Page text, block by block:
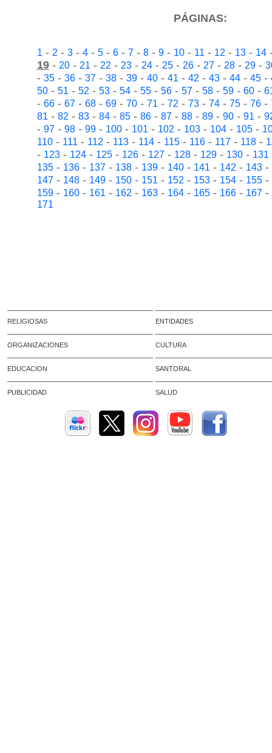
PÁGINAS:
1- 2- 3- 4- 5- 6- 7- 8- 9- 10- 11- 12- 13- 14
19- 20- 21- 22- 23- 24- 25- 26- 27- 28- 29-
- 35- 36- 37- 38- 39- 40- 41- 42- 43- 44- 45-
50- 51- 52- 53- 54- 55- 56- 57- 58- 59- 60-
- 66- 67- 68- 69- 70- 71- 72- 73- 74- 75- 76-
81- 82- 83- 84- 85- 86- 87- 88- 89- 90- 91-
- 97- 98- 99- 100- 101- 102- 103- 104- 105-
110- 111- 112- 113- 114- 115- 116- 117- 118-
- 123- 124- 125- 126- 127- 128- 129- 130- 131
135- 136- 137- 138- 139- 140- 141- 142- 143-
147- 148- 149- 150- 151- 152- 153- 154- 155-
159- 160- 161- 162- 163- 164- 165- 166- 167-
171
RELIGIOSAS ENTIDADES
ORGANIZACIONES CULTURA
EDUCACION SANTORAL
PUBLICIDAD SALUD